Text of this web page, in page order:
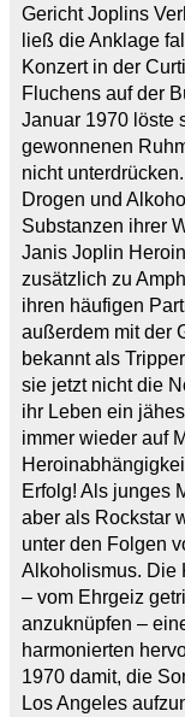
Gericht Joplins
ließ die Anklage
Konzert in der
Fluchens auf der
Januar 1970 löste
gewonnenen
nicht
Drogen und
Substanzen ihrer
Janis Joplin
zusätzlich zu
ihren häufigen
außerdem mit der
bekannt als
sie jetzt nicht die
ihr Leben ein
immer wieder auf
Erfolg! Als junges
aber als Rockstar
unter den Folgen
Alkoholismus. Die
– vom Ehrgeiz
anzuknüpfen –
harmonierten
1970 damit, die
Los Angeles